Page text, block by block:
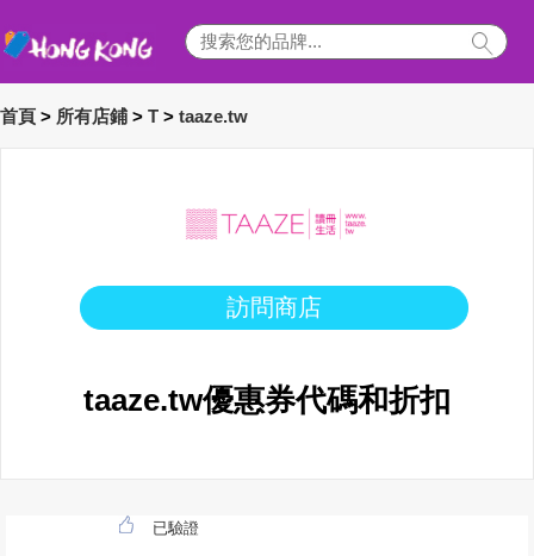
首頁 > 所有店鋪 > T > taaze.tw
訪問商店
taaze.tw優惠券代碼和折扣
已驗證